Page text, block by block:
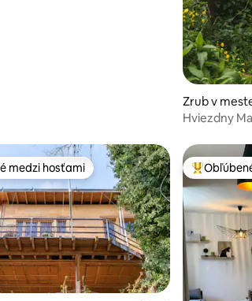
Zrub v
huy
Hviezdny
medzi hosťami
medzi hosťami